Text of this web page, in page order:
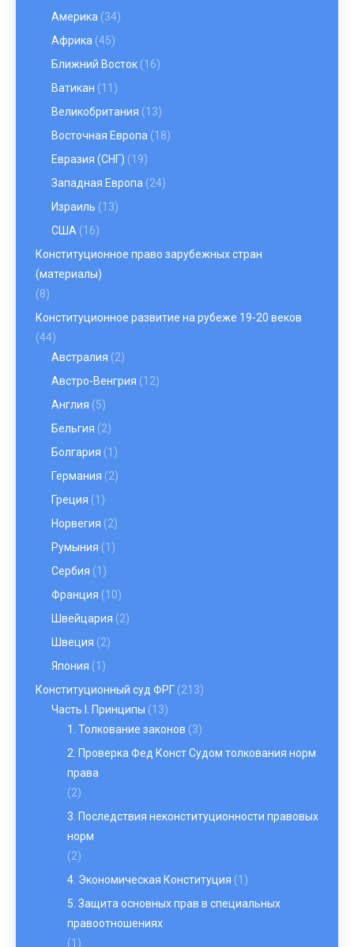
Америка (34)
Африка (45)
Ближний Восток (16)
Ватикан (11)
Великобритания (13)
Восточная Европа (18)
Евразия (СНГ) (19)
Западная Европа (24)
Израиль (13)
США (16)
Конституционное право зарубежных стран
(материалы)
(8)
Конституционное развитие на рубеже 19-20 веков
(44)
Австралия (2)
Австро-Венгрия (12)
Англия (5)
Бельгия (2)
Болгария (1)
Германия (2)
Греция (1)
Норвегия (2)
Румыния (1)
Сербия (1)
Франция (10)
Швейцария (2)
Швеция (2)
Япония (1)
Конституционный суд ФРГ (213)
Часть I. Принципы (13)
1. Толкование законов (3)
2. Проверка Фед Конст Судом толкования норм
права
(2)
3. Последствия неконституционности правовых
норм
(2)
4. Экономическая Конституция (1)
5. Защита основных прав в специальных
правоотношениях
(1)